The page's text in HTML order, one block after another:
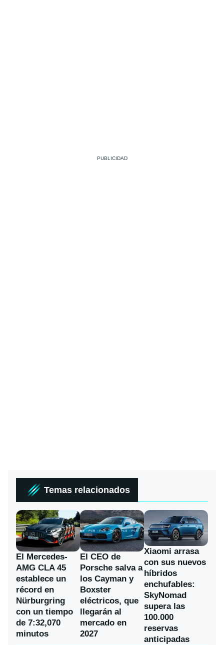
Temas relacionados
El Mercedes-
AMG CLA 45
establece un
récord en
Nürburgring
con un tiempo
de 7:32,070
minutos
El CEO de
Porsche salva a
los Cayman y
Boxster
eléctricos, que
llegarán al
mercado en
2027
Xiaomi arrasa
con sus nuevos
híbridos
enchufables:
SkyNomad
supera las
100.000
reservas
anticipadas